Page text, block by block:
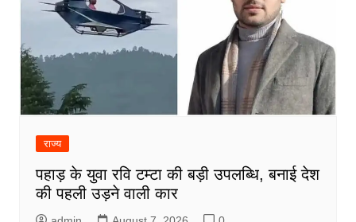
राज्य
पहाड़ के युवा रवि टम्टा की बड़ी उपलब्धि, बनाई देश
की पहली उड़ने वाली कार